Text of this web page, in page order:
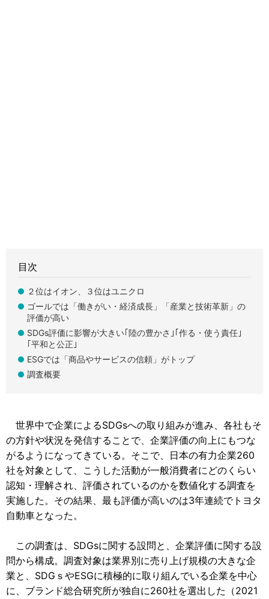
目次
２位はイオン、３位はユニクロ
ゴールでは「働きがい・経済成長」「産業と技術革新」の
評価が高い
SDGs評価に影響が大きい｢陸の豊かさ｣｢作る・使う責任｣
｢平和と公正｣
ESGでは「商品やサービスの信頼」がトップ
調査概要
世界中で企業によるSDGsへの取り組みが進み、各社もそ
の方針や状況を発信することで、企業評価の向上にもつな
がるようになってきている。そこで、日本の有力企業260
社を対象として、こうした活動が一般消費者にどのくらい
認知・理解され、評価されているのかを数値化する調査を
実施した。その結果、最も評価が高いのは3年連続でトヨタ
自動車となった。
この調査は、SDGsに関する設問と、企業評価に関する設
問から構成。調査対象は業界別に売り上げ規模の大きな企
業と、SDGｓやESGに積極的に取り組んでいる企業を中心
に、ブランド総合研究所が独自に260社を選出した（2021